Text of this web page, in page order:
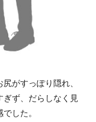
がすっぽり隠れ、
ぎず、だらしなく見
した。